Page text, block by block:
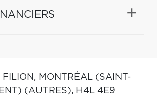
FILION, MONTRÉAL (SAINT-
(AUTRES), H4L 4E9